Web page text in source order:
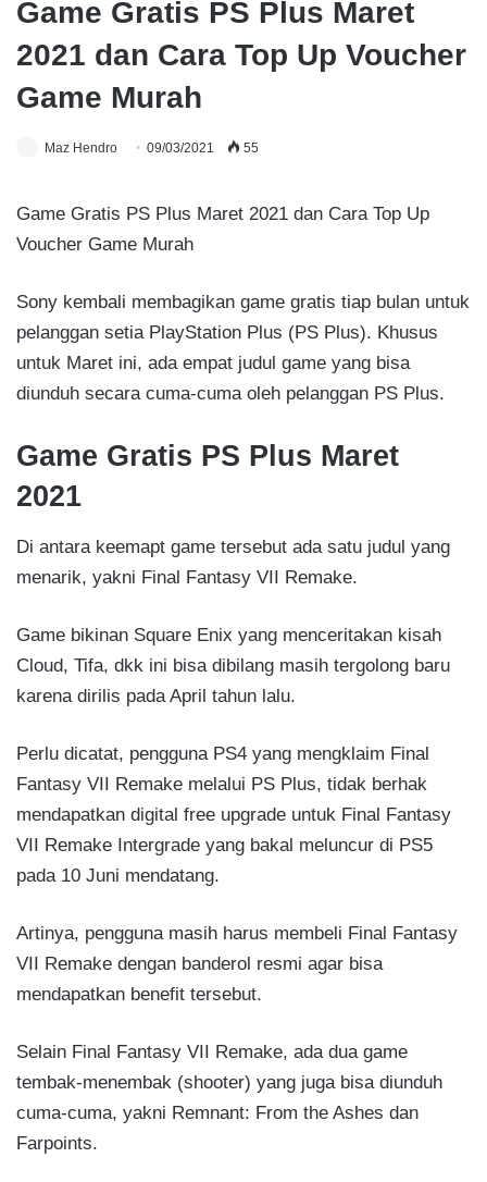
Game Gratis PS Plus Maret
2021 dan Cara Top Up Voucher
Game Murah
Maz Hendro 09/03/2021 55
Game Gratis PS Plus Maret 2021 dan Cara Top Up
Voucher Game Murah
Sony kembali membagikan game gratis tiap bulan untuk
pelanggan setia PlayStation Plus (PS Plus). Khusus
untuk Maret ini, ada empat judul game yang bisa
diunduh secara cuma-cuma oleh pelanggan PS Plus.
Game Gratis PS Plus Maret
2021
Di antara keemapt game tersebut ada satu judul yang
menarik, yakni Final Fantasy VII Remake.
Game bikinan Square Enix yang menceritakan kisah
Cloud, Tifa, dkk ini bisa dibilang masih tergolong baru
karena dirilis pada April tahun lalu.
Perlu dicatat, pengguna PS4 yang mengklaim Final
Fantasy VII Remake melalui PS Plus, tidak berhak
mendapatkan digital free upgrade untuk Final Fantasy
VII Remake Intergrade yang bakal meluncur di PS5
pada 10 Juni mendatang.
Artinya, pengguna masih harus membeli Final Fantasy
VII Remake dengan banderol resmi agar bisa
mendapatkan benefit tersebut.
Selain Final Fantasy VII Remake, ada dua game
tembak-menembak (shooter) yang juga bisa diunduh
cuma-cuma, yakni Remnant: From the Ashes dan
Farpoints.